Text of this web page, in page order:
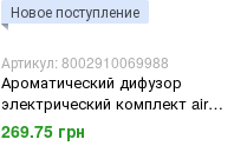
Новое поступление
Артикул: 8002910069988
Ароматический дифузор
электрический комплект air
AIR WICK deo fornello elettr
269.75 грн